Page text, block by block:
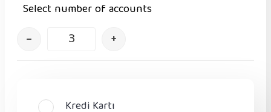
Select number of accounts
– +
Kredi Kartı